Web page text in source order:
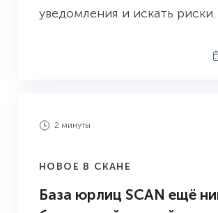
уведомления и искать риски.
2 минуты
НОВОЕ В СКАНЕ
База юрлиц SCAN ещё